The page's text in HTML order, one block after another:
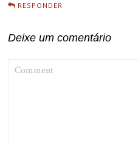
RESPONDER
Deixe um comentário